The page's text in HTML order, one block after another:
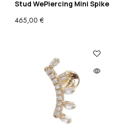
Stud WePiercing Mini Spike
465,00 €